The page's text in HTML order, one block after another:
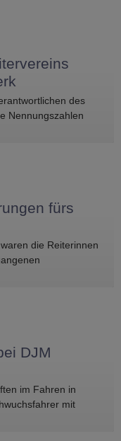
des
Nennungszahlen
Umso
fürs
die Reiterinnen
Bei
DJM
im Fahren in
mit
Frederik